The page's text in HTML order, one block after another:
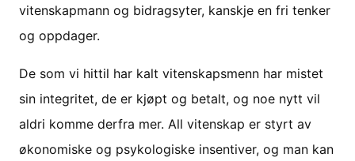
vitenskapmann og bidragsyter, kanskje en fri tenker
og oppdager.
De som vi hittil har kalt vitenskapsmenn har mistet
sin integritet, de er kjøpt og betalt, og noe nytt vil
aldri komme derfra mer. All vitenskap er styrt av
økonomiske og psykologiske insentiver, og man kan